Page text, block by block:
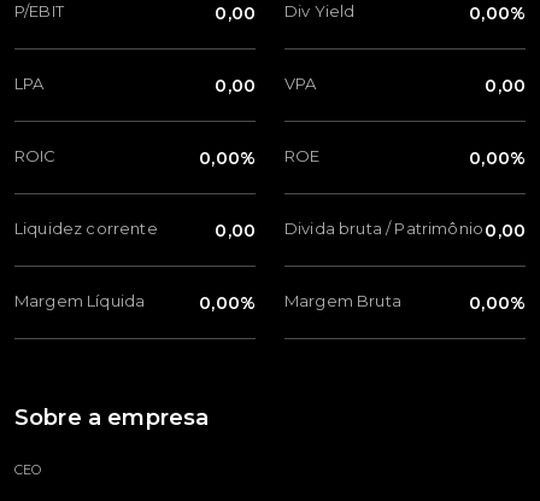
P/EBIT 0,00
LPA 0,00
ROIC 0,00%
Liquidez corrente 0,00
Margem Líquida 0,00%
Div Yield 0,00%
VPA 0,00
ROE 0,00%
Divida bruta / Patrimônio0,00
Margem Bruta 0,00%
Sobre a empresa
CEO